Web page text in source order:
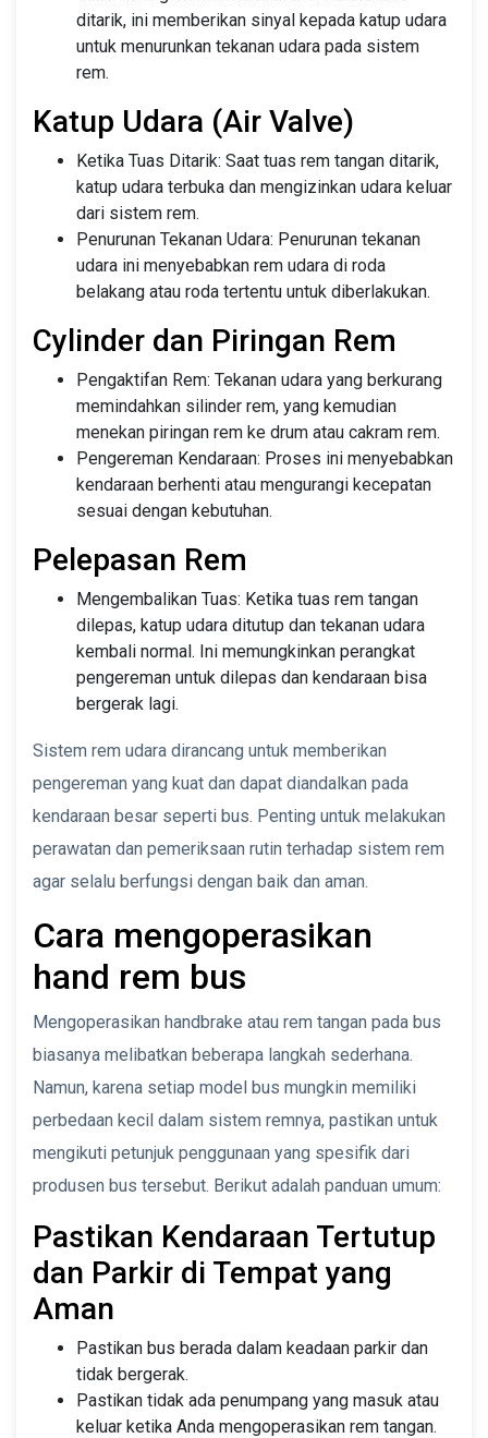
ditarik, ini memberikan sinyal kepada katup udara
untuk menurunkan tekanan udara pada sistem
rem.
Katup Udara (Air Valve)
Ketika Tuas Ditarik: Saat tuas rem tangan ditarik,
katup udara terbuka dan mengizinkan udara keluar
dari sistem rem.
Penurunan Tekanan Udara: Penurunan tekanan
udara ini menyebabkan rem udara di roda
belakang atau roda tertentu untuk diberlakukan.
Cylinder dan Piringan Rem
Pengaktifan Rem: Tekanan udara yang berkurang
memindahkan silinder rem, yang kemudian
menekan piringan rem ke drum atau cakram rem.
Pengereman Kendaraan: Proses ini menyebabkan
kendaraan berhenti atau mengurangi kecepatan
sesuai dengan kebutuhan.
Pelepasan Rem
Mengembalikan Tuas: Ketika tuas rem tangan
dilepas, katup udara ditutup dan tekanan udara
kembali normal. Ini memungkinkan perangkat
pengereman untuk dilepas dan kendaraan bisa
bergerak lagi.
Sistem rem udara dirancang untuk memberikan
pengereman yang kuat dan dapat diandalkan pada
kendaraan besar seperti bus. Penting untuk melakukan
perawatan dan pemeriksaan rutin terhadap sistem rem
agar selalu berfungsi dengan baik dan aman.
Cara mengoperasikan
hand rem bus
Mengoperasikan handbrake atau rem tangan pada bus
biasanya melibatkan beberapa langkah sederhana.
Namun, karena setiap model bus mungkin memiliki
perbedaan kecil dalam sistem remnya, pastikan untuk
mengikuti petunjuk penggunaan yang spesifik dari
produsen bus tersebut. Berikut adalah panduan umum:
Pastikan Kendaraan Tertutup
dan Parkir di Tempat yang
Aman
Pastikan bus berada dalam keadaan parkir dan
tidak bergerak.
Pastikan tidak ada penumpang yang masuk atau
keluar ketika Anda mengoperasikan rem tangan.